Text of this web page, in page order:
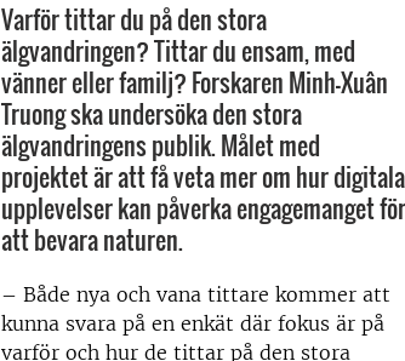
Varför tittar du på den stora
älgvandringen? Tittar du ensam, med
vänner eller familj? Forskaren Minh-Xuân
Truong ska undersöka den stora
älgvandringens publik. Målet med
projektet är att få veta mer om hur digitala
upplevelser kan påverka engagemanget för
att bevara naturen.
– Både nya och vana tittare kommer att
kunna svara på en enkät där fokus är på
varför och hur de tittar på den stora